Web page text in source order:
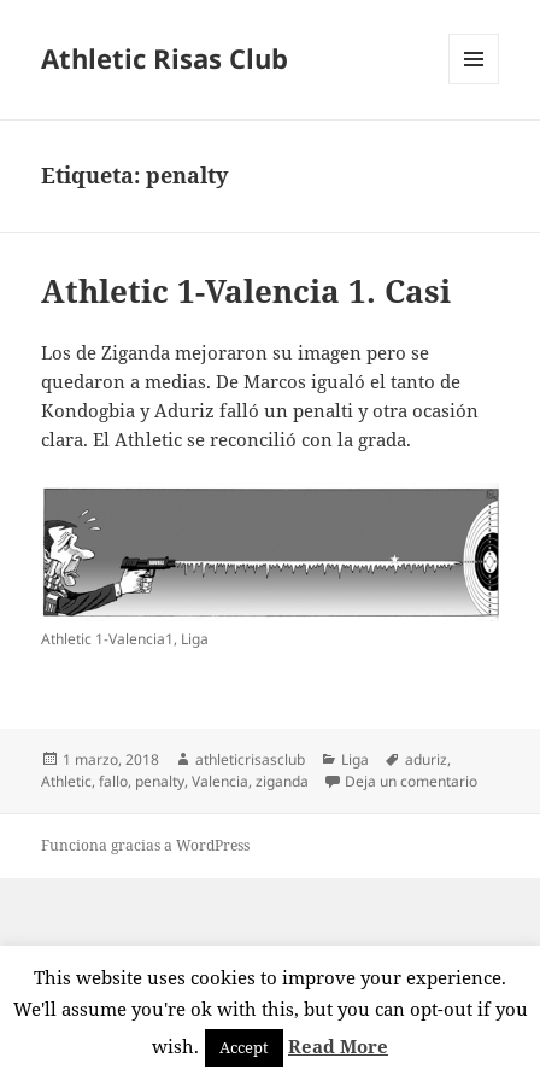
Athletic Risas Club
Etiqueta:penalty
Athletic 1-Valencia 1. Casi
Los de Ziganda mejoraron su imagen pero se
quedaron a medias. De Marcos igualó el tanto de
Kondogbia y Aduriz falló un penalti y otra ocasión
clara. El Athletic se reconcilió con la grada.
Athletic 1-Valencia1, Liga
Publicado
el
1 marzo, 2018 Autor
athleticrisasclub Categorías
Liga Etiquetas
aduriz,
Athletic,fallo, penalty,Valencia,ziganda Deja un comentarioen
Funciona gracias a WordPress
This website uses cookies to improve your experience.
We'll assume you're ok with this, but you can opt-out if you
wish.
Accept Read More